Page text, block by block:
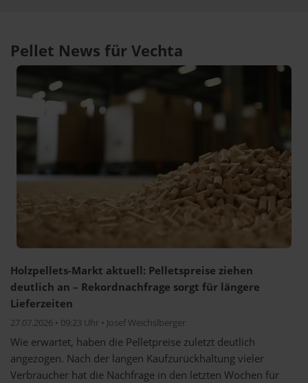
Pellet News für Vechta
Holzpellets-Markt aktuell: Pelletspreise ziehen
deutlich an – Rekordnachfrage sorgt für längere
Lieferzeiten
27.07.2026 • 09:23 Uhr • Josef Weichslberger
Wie erwartet, haben die Pelletpreise zuletzt deutlich
angezogen. Nach der langen Kaufzurückhaltung vieler
Verbraucher hat die Nachfrage in den letzten Wochen für